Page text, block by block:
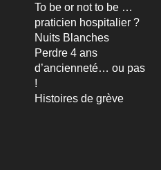
To be or not to be …
praticien hospitalier ?
Nuits Blanches
Perdre 4 ans
d’ancienneté… ou pas
!
Histoires de grève